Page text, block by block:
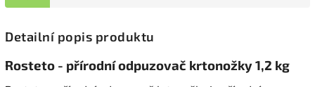
Detailní popis produktu
Rosteto - přírodní odpuzovač krtonožky 1,2 kg